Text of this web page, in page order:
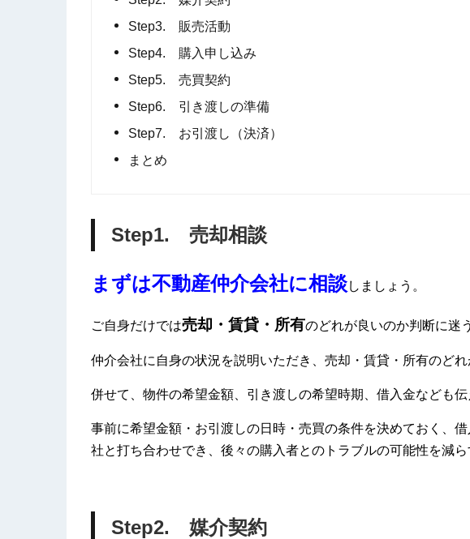
Step3. 販売活動
Step4. 購入申し込み
Step5. 売買契約
Step6. 引き渡しの準備
Step7. お引渡し（決済）
まとめ
Step1. 売却相談
まずは不動産仲介会社に相談しましょう。
ご自身だけでは売却・賃貸・所有のどれが良いのか判断に迷
仲介会社に自身の状況を説明いただき、売却・賃貸・所有のど
併せて、物件の希望金額、引き渡しの希望時期、借入金なども
事前に希望金額・お引渡しの日時・売買の条件を決めておく、
社と打ち合わせでき、後々の購入者とのトラブルの可能性を減ら
Step2. 媒介契約